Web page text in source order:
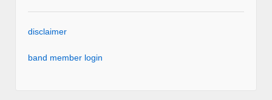
disclaimer
band member login